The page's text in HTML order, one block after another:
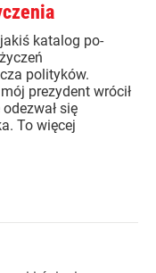
katalog po-
polityków.
prezydent wrócił
się
To więcej